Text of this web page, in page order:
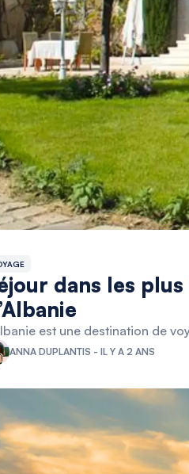
dans les
est une destination de
ANNA DUPLANTIS - IL Y A 2 ANS